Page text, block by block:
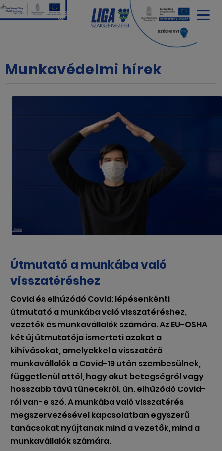
Munkavédelmi hírek
Útmutató a munkába való
visszatéréshez
Covid és elhúzódó Covid: lépésenkénti
útmutató a munkába való visszatéréshez,
vezetők és munkavállalók számára. Az EU-OSHA
két új útmutatója ismerteti azokat a
kihívásokat, amelyekkel a visszatérő
munkavállalók a Covid-19 után szembesülnek,
függetlenül attól, hogy akut betegségről vagy
hosszabb távú tünetekről, ún. elhúzódó Covid-
ról van-e szó. A munkába való visszatérés
megszervezésével kapcsolatban egyszerű
tanácsokat nyújtanak mind a vezetők, mind a
munkavállalók számára.